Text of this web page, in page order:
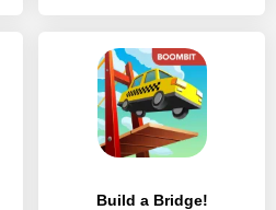
Build a Bridge!